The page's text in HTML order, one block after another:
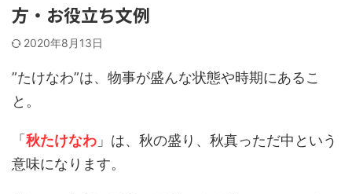
方・お役立ち文例
2020年8月13日
”たけなわ”は、物事が盛んな状態や時期にあるこ
と。
「 秋たけなわ 」は、秋の盛り、秋真っただ中という
意味になります。